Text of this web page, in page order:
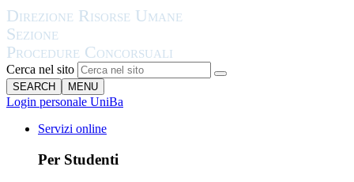
Cerca nel sito
SEARCH MENU
Login personale UniBa
Servizi online
Per Studenti